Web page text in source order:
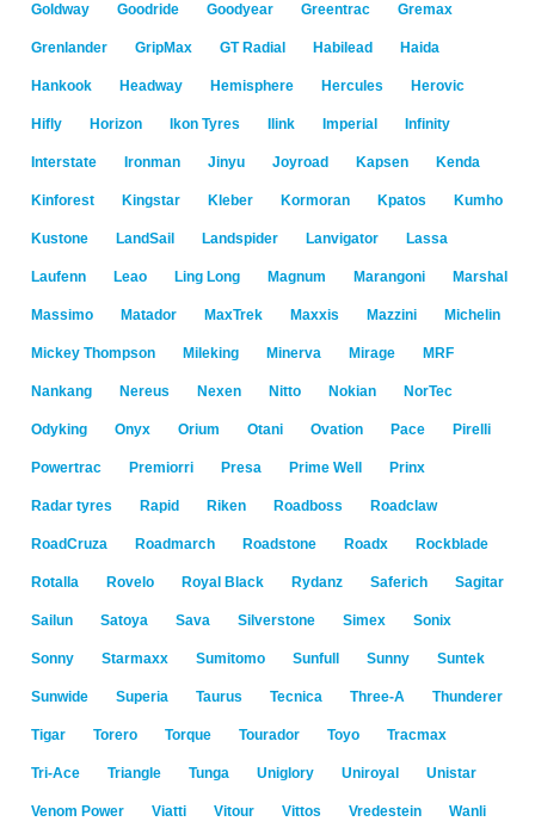
Goldway Goodride Goodyear Greentrac Gremax
Grenlander GripMax GT Radial Habilead Haida
Hankook Headway Hemisphere Hercules Herovic
Hifly Horizon Ikon Tyres Ilink Imperial Infinity
Interstate Ironman Jinyu Joyroad Kapsen Kenda
Kinforest Kingstar Kleber Kormoran Kpatos Kumho
Kustone LandSail Landspider Lanvigator Lassa
Laufenn Leao Ling Long Magnum Marangoni Marshal
Massimo Matador MaxTrek Maxxis Mazzini Michelin
Mickey Thompson Mileking Minerva Mirage MRF
Nankang Nereus Nexen Nitto Nokian NorTec
Odyking Onyx Orium Otani Ovation Pace Pirelli
Powertrac Premiorri Presa Prime Well Prinx
Radar tyres Rapid Riken Roadboss Roadclaw
RoadCruza Roadmarch Roadstone Roadx Rockblade
Rotalla Rovelo Royal Black Rydanz Saferich Sagitar
Sailun Satoya Sava Silverstone Simex Sonix
Sonny Starmaxx Sumitomo Sunfull Sunny Suntek
Sunwide Superia Taurus Tecnica Three-A Thunderer
Tigar Torero Torque Tourador Toyo Tracmax
Tri-Ace Triangle Tunga Uniglory Uniroyal Unistar
Venom Power Viatti Vitour Vittos Vredestein Wanli